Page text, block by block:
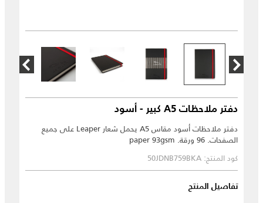
دفتر ملاحظات A5 كبير - أسود
دفتر ملاحظات أسود مقاس A5 يحمل شعار Leaper على جميع
الصفحات. 96 ورقة. paper 93gsm
كود المنتج: 50JDNB759BKA
تفاصيل المنتج